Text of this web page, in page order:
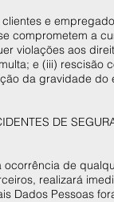
e
comprometem a
violações aos
e (iii) rescisão
da gravidade do
DE
ocorrência de
realizará
Dados Pessoas